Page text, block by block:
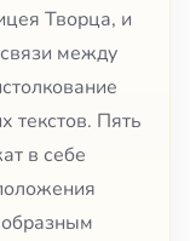
Творца, и
между
текстов. Пять
в себе